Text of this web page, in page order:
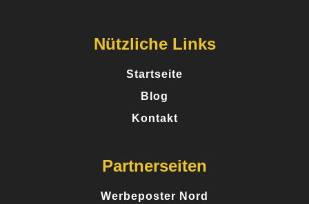
Nützliche Links
Startseite
Blog
Kontakt
Partnerseiten
Werbeposter Nord